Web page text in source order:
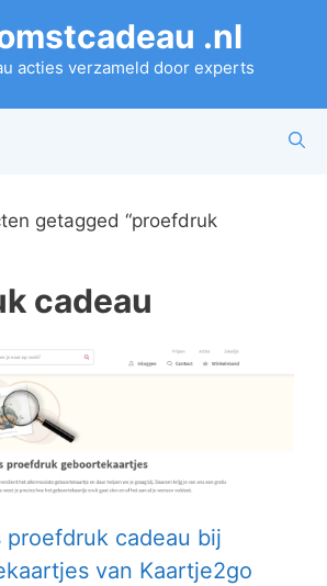
.nl
acties verzameld door experts
getagged “proefdruk
cadeau
proefdruk cadeau bij
van Kaartje2go